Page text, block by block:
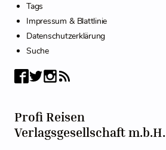
Tags
Impressum & Blattlinie
Datenschutzerklärung
Suche
Profi Reisen
Verlagsgesellschaft m.b.H.